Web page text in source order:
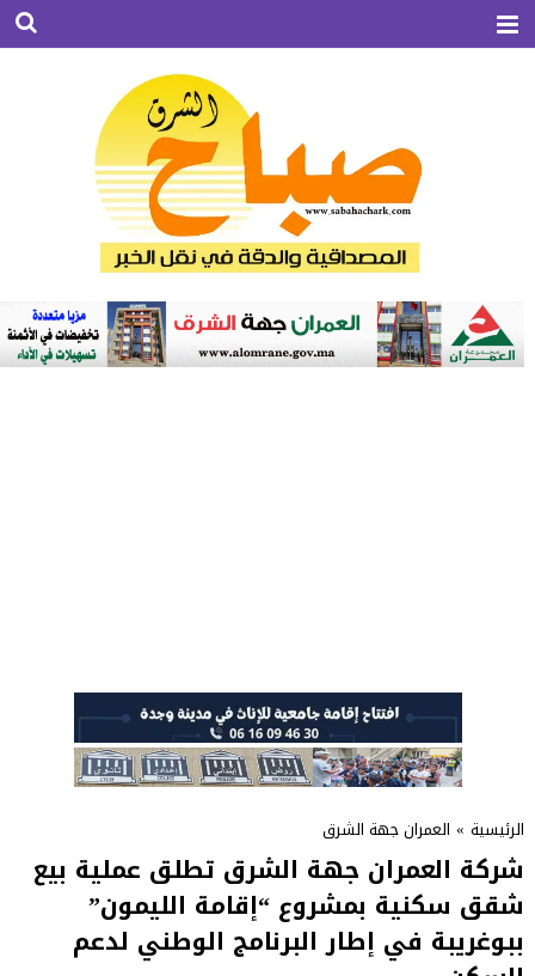
الرئيسية » العمران جهة الشرق
شركة العمران جهة الشرق تطلق عملية بيع
شقق سكنية بمشروع “إقامة الليمون”
ببوغريبة في إطار البرنامج الوطني لدعم